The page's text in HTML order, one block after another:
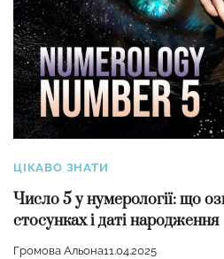
ЦІКАВО ЗНАТИ
Число 5 у нумерології: що
стосунках і даті народження
Громова Альона11.04.2025